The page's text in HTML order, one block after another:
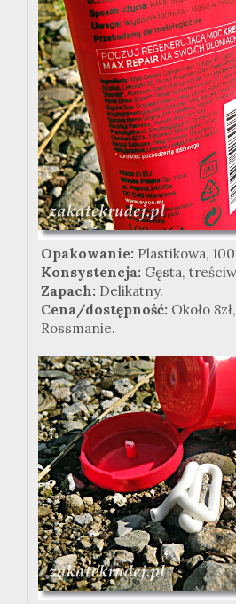
Opakowanie: Plastikowa,
Konsystencja: Gęsta,
Zapach: Delikatny.
Cena/dostępność: Około
Rossmanie.